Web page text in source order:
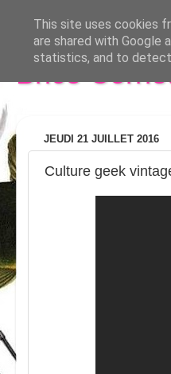
Brice
JEUDI 21 JUILLET 2016
Culture geek
This site uses cookies
are shared with Google
statistics, and to detect